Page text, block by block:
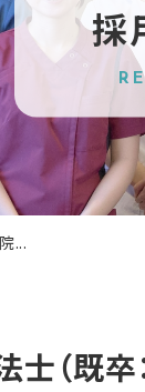
採
...
士（既